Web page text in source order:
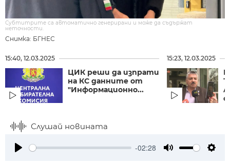
Снимка: БГНЕС
Субтитрите са автоматично генерирани и може да съдържат
неточности.
15:40, 12.03.2025
ЦИК реши да изпрати
на КС данните от
"Информационно...
15:23, 12.03.2025
Слушай новината
-02:28